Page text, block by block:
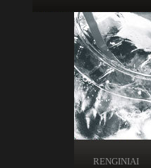
RENGINIAI